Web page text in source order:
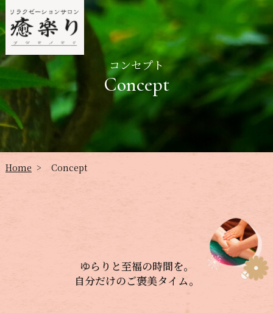
コンセプト
Concept
Home > Concept
ゆらりと至福の時間を。
自分だけのご褒美タイム。